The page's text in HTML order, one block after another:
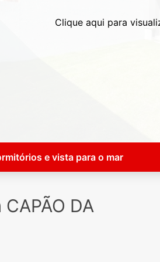
Clique aqui para
e vista para o mar
DA